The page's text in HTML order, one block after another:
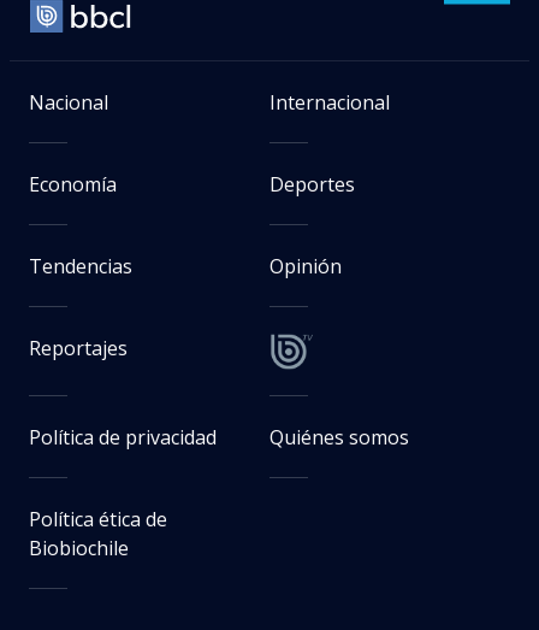
Nacional Internacional
Economía Deportes
Tendencias Opinión
Reportajes
Política de privacidad Quiénes somos
Política ética de
Biobiochile